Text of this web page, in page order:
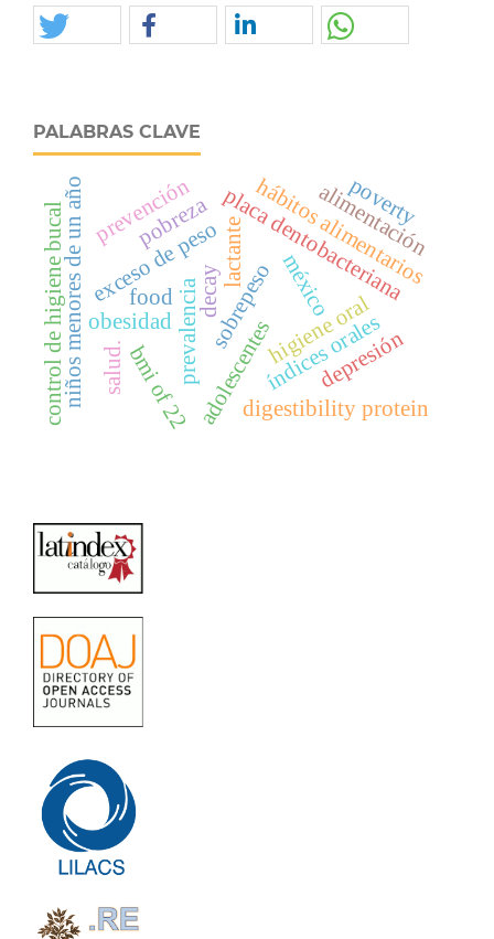
PALABRAS CLAVE
lactante
prevalencia
exceso de pesosobrepeso
obesidad
niños menores de un año placa dentobacteriana
control de higiene bucal adolescenteshigiene oral
índices orales
hábitos alimentarios
decay
digestibility protein
depresión
bmi of 22
alimentación
pobreza
méxico
food
poverty
salud.
prevención